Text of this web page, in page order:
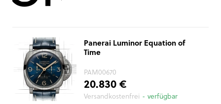
Panerai Luminor Equation of
Time
PAM00670
20.830 €
Versandkostenfrei - verfügbar